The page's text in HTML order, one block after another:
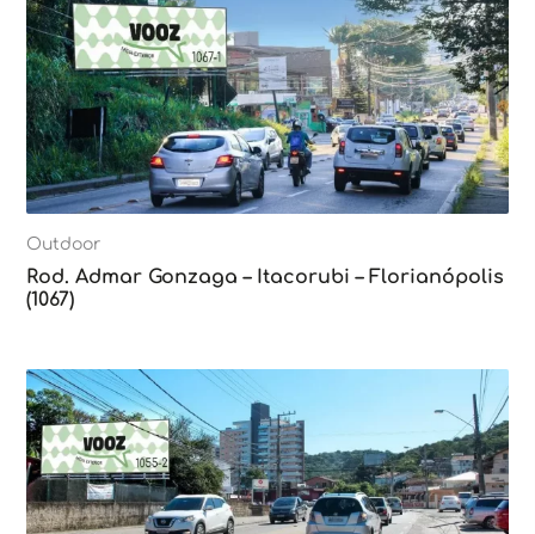
Outdoor
Rod. Admar Gonzaga – Itacorubi – Florianópolis
(1067)